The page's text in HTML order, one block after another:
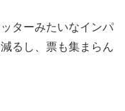
ターみたいなインパ
るし、票も集まらん